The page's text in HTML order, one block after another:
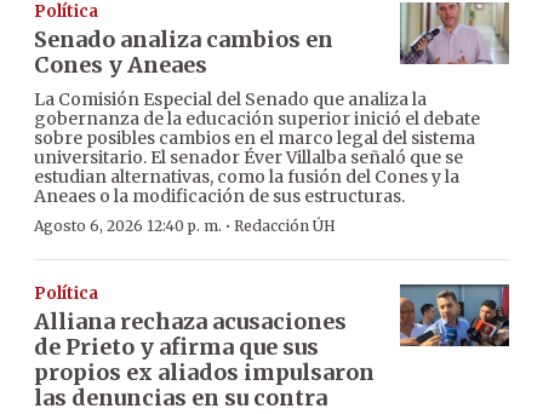
Política
Senado analiza cambios en
Cones y Aneaes
La Comisión Especial del Senado que analiza la
gobernanza de la educación superior inició el debate
sobre posibles cambios en el marco legal del sistema
universitario. El senador Éver Villalba señaló que se
estudian alternativas, como la fusión del Cones y la
Aneaes o la modificación de sus estructuras.
Agosto 6, 2026 12:40 p. m. · Redacción ÚH
Política
Alliana rechaza acusaciones
de Prieto y afirma que sus
propios ex aliados impulsaron
las denuncias en su contra